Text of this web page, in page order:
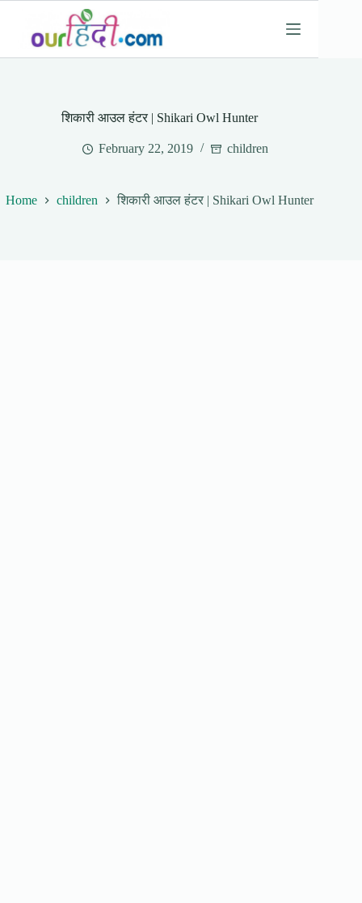
content
शिकारी आउल हंटर | Shikari Owl Hunter
February 22, 2019 children
Home children शिकारी आउल हंटर | Shikari Owl Hunter